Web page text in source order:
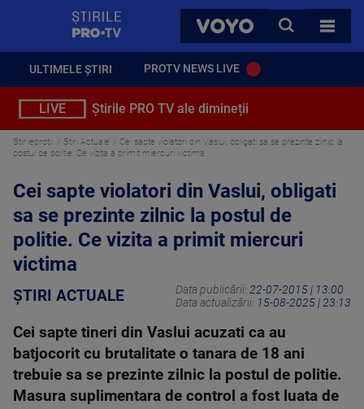
VOYO
CAUTA
TOATE
ULTIMELE ȘTIRI PROTV NEWS LIVE
LIVE Știrile PRO TV ale dimineții
Stirileprotv Știri Actuale
Cei sapte violatori din Vaslui, obligati sa se prezinte zilnic la
postul de politie. Ce vizita a primit miercuri victima
Cei sapte violatori din Vaslui, obligati
sa se prezinte zilnic la postul de
politie. Ce vizita a primit miercuri
victima
ȘTIRI ACTUALE Data publicării: 22-07-2015 | 13:00
Data actualizării: 15-08-2025 | 23:13
Cei sapte tineri din Vaslui acuzati ca au
batjocorit cu brutalitate o tanara de 18 ani
trebuie sa se prezinte zilnic la postul de politie.
Masura suplimentara de control a fost luata de